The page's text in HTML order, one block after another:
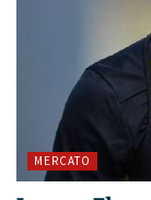
MERCATO